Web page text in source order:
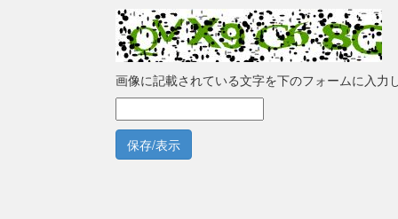
画像に記載されている文字を下のフォームに入力
保存/表示